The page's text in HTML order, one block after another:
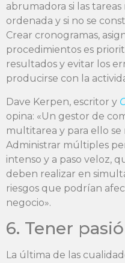
abrumadora si las
ordenada y si no se
Crear cronogramas,
procedimientos es
resultados y evitar los
producirse con la
Dave Kerpen, escritor y
opina: «Un gestor de
multitarea y para ello
Administrar múltiples
intenso y a paso veloz,
deben realizar en
riesgos que podrían
negocio».
6. Tener
La última de las